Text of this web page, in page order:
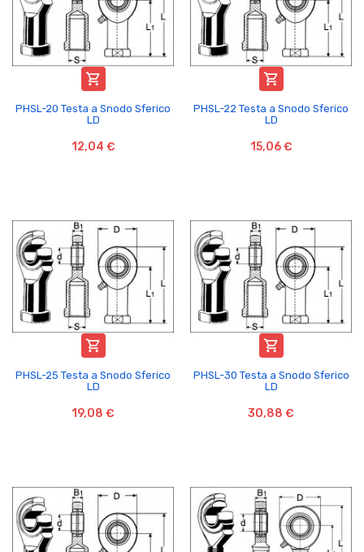

PHSL-20 Testa a Snodo Sferico
LD
12,04 €

PHSL-22 Testa a Snodo Sferico
LD
15,06 €

PHSL-25 Testa a Snodo Sferico
LD
19,08 €

PHSL-30 Testa a Snodo Sferico
LD
30,88 €